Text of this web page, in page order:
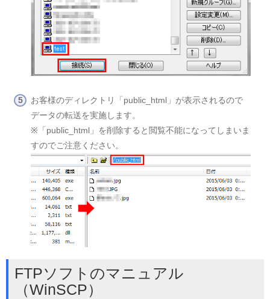
お客様のディレクトリ「public_html」が表示されるので
データの転送を実施します。
※「public_html」を削除すると閲覧不能になってしまいま
すのでご注意ください。
FTPソフトのマニュアル
（WinSCP）